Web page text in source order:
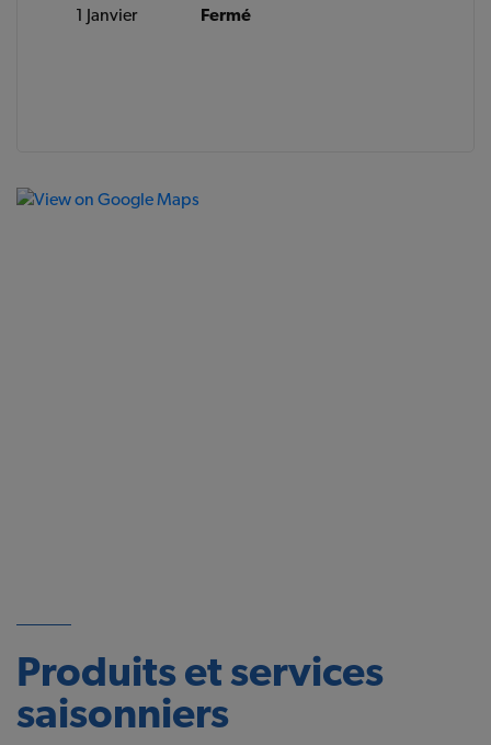
1 Janvier
Fermé
Produits et services
saisonniers